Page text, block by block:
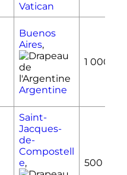
Vatican
Buenos
Aires,
Argentine
1 000
Saint-
Jacques-
de-
Compostell
e, 500 000